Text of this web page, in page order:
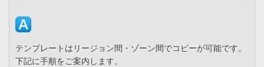
テンプレートはリージョン間・ゾーン間でコピーが可能です。
下記に手順をご案内します。